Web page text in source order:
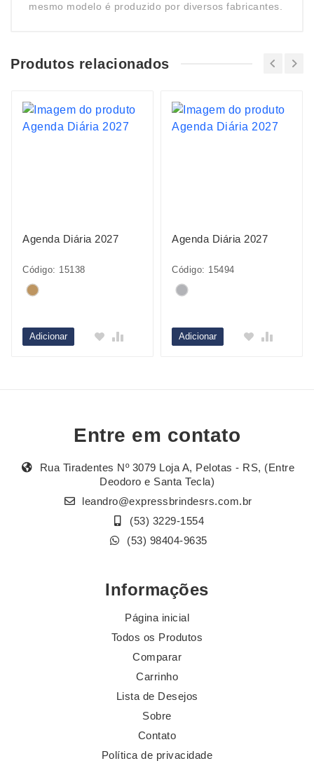
mesmo modelo é produzido por diversos fabricantes.
Produtos relacionados
Agenda Diária 2027
Código: 15138
Adicionar
Agenda Diária 2027
Código: 15494
Adicionar
Entre em contato
Rua Tiradentes Nº 3079 Loja A, Pelotas - RS, (Entre
Deodoro e Santa Tecla)
leandro@expressbrindesrs.com.br
(53) 3229-1554
(53) 98404-9635
Informações
Página inicial
Todos os Produtos
Comparar
Carrinho
Lista de Desejos
Sobre
Contato
Política de privacidade